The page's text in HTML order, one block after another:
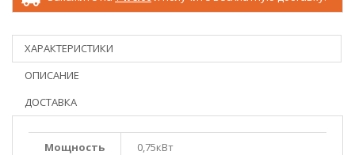
ХАРАКТЕРИСТИКИ
ОПИСАНИЕ
ДОСТАВКА
Мощность 0,75кВт